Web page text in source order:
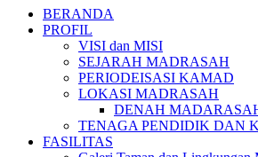
BERANDA
PROFIL
VISI dan MISI
SEJARAH MADRASAH
PERIODEISASI KAMAD
LOKASI MADRASAH
DENAH
TENAGA PENDIDIK DAN
FASILITAS